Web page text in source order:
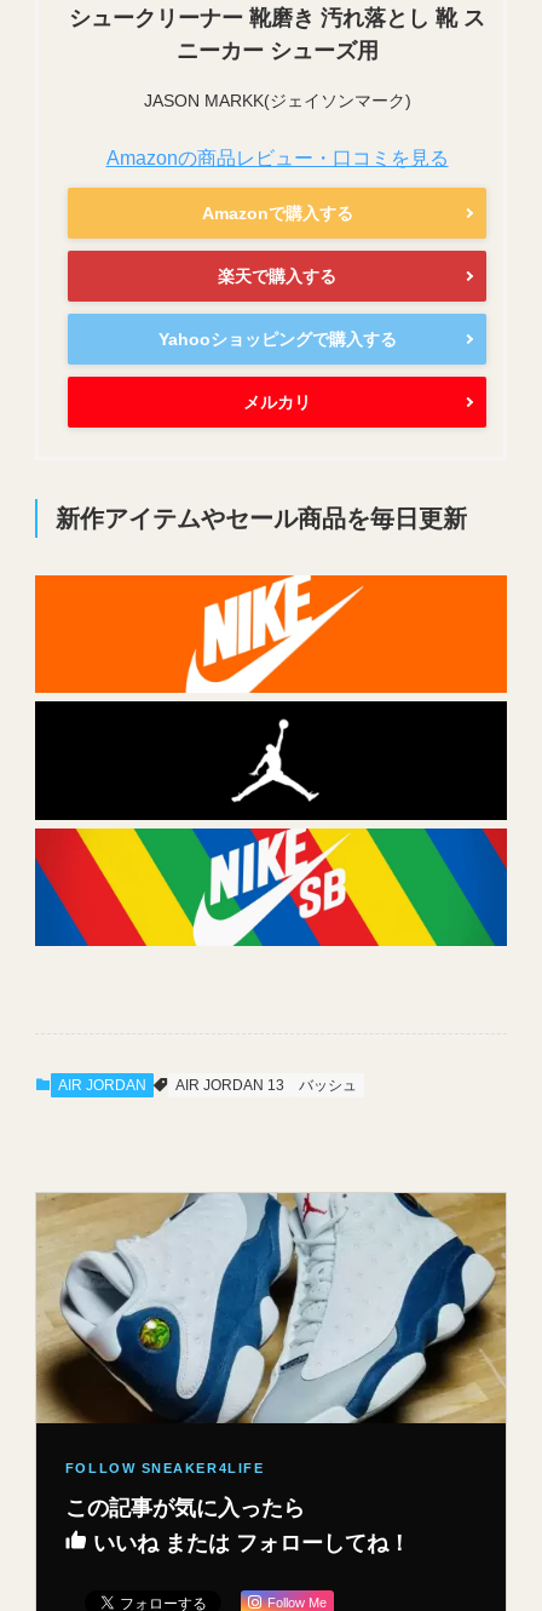
シュークリーナー 靴磨き 汚れ落とし 靴 ス
ニーカー シューズ用
JASON MARKK(ジェイソンマーク)
Amazonの商品レビュー・口コミを見る
Amazonで購入する
楽天で購入する
Yahooショッピングで購入する
メルカリ
新作アイテムやセール商品を毎日更新
AIR JORDAN AIR JORDAN 13 バッシュ
この記事が気に入ったら
いいね または フォローしてね！
Follow Me